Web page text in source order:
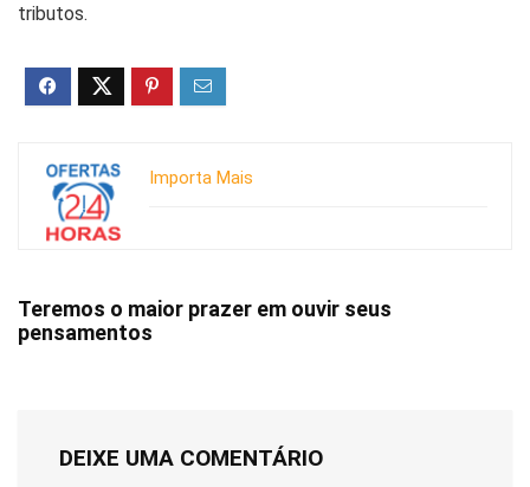
tributos.
Importa Mais
Teremos o maior prazer em ouvir seus
pensamentos
DEIXE UMA COMENTÁRIO